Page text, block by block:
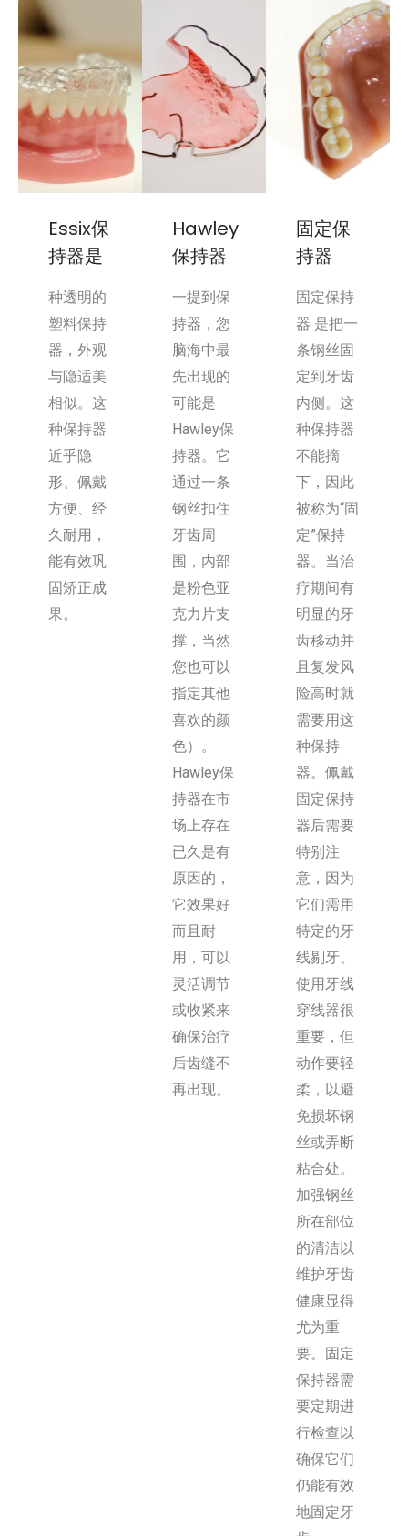
Essix保
持器是
种透明的
塑料保持
器，外观
与隐适美
相似。这
种保持器
近乎隐
形、佩戴
方便、经
久耐用，
能有效巩
固矫正成
果。
Hawley
保持器
一提到保
持器，您
脑海中最
先出现的
可能是
Hawley保
持器。它
通过一条
钢丝扣住
牙齿周
围，内部
是粉色亚
克力片支
撑，当然
您也可以
指定其他
喜欢的颜
色）。
Hawley保
持器在市
场上存在
已久是有
原因的，
它效果好
而且耐
用，可以
灵活调节
或收紧来
确保治疗
后齿缝不
再出现。
固定保
持器
固定保持
器 是把一
条钢丝固
定到牙齿
内侧。这
种保持器
不能摘
下，因此
被称为“固
定”保持
器。当治
疗期间有
明显的牙
齿移动并
且复发风
险高时就
需要用这
种保持
器。佩戴
固定保持
器后需要
特别注
意，因为
它们需用
特定的牙
线剔牙。
使用牙线
穿线器很
重要，但
动作要轻
柔，以避
免损坏钢
丝或弄断
粘合处。
加强钢丝
所在部位
的清洁以
维护牙齿
健康显得
尤为重
要。固定
保持器需
要定期进
行检查以
确保它们
仍能有效
地固定牙